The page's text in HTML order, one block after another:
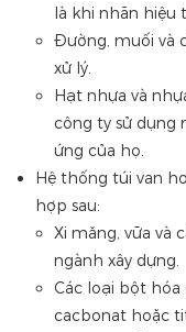
là khi nhãn hiệu
Đường, muối và
xử lý.
Hạt nhựa và
công ty sử dụng
ứng của họ.
Hệ thống túi van
hợp sau:
Xi măng, vữa và
ngành xây dựng.
Các loại bột hóa
cacbonat hoặc